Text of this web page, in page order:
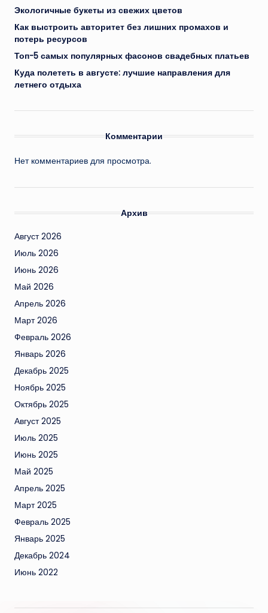
Экологичные букеты из свежих цветов
Как выстроить авторитет без лишних промахов и
потерь ресурсов
Топ-5 самых популярных фасонов свадебных платьев
Куда полететь в августе: лучшие направления для
летнего отдыха
Комментарии
Нет комментариев для просмотра.
Архив
Август 2026
Июль 2026
Июнь 2026
Май 2026
Апрель 2026
Март 2026
Февраль 2026
Январь 2026
Декабрь 2025
Ноябрь 2025
Октябрь 2025
Август 2025
Июль 2025
Июнь 2025
Май 2025
Апрель 2025
Март 2025
Февраль 2025
Январь 2025
Декабрь 2024
Июнь 2022